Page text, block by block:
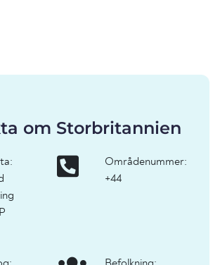
om Storbritannien
Områdenummer:
+44